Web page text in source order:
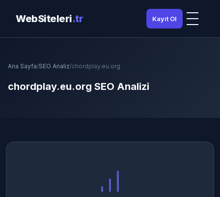
WebSiteleri.tr Kayıt Ol
Ana Sayfa/SEO Analiz/chordplay.eu.org
chordplay.eu.org SEO Analizi